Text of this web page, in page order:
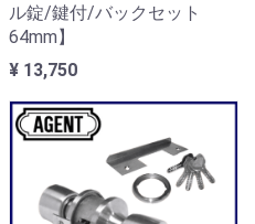
ル錠/鍵付/バックセット
64mm】
¥ 13,750